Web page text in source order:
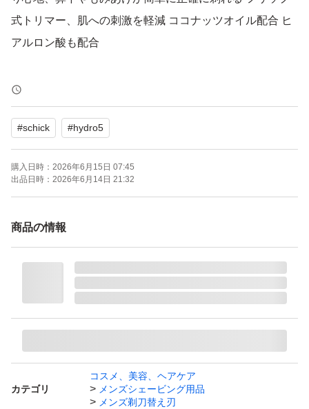
式トリマー、肌への刺激を軽減 ココナッツオイル配合 ヒ
アルロン酸も配合
【発送方法】 ヤマトネコポス 無料
◯新品、未使用のため初期不良も含めメーカーにてご対応
ください。
◯細部まで気になさる方、完璧を求める方の購入はご遠慮
ください。
◯交換・返品等は受付けておりませんので、ご了承の上ご
◯商品の画像は撮影及び照明状況、お使いの環境によって
#schick #hydro5
購入日時： 2026年6月15日 07:45
出品日時： 2026年6月14日 21:32
商品の情報
カテゴリ
コスメ、美容、ヘアケア
メンズシェービング用品
メンズ剃刀替え刃